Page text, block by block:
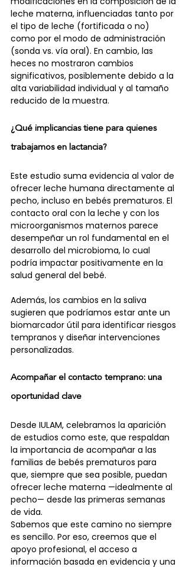
leche materna, influenciadas tanto por
el tipo de leche (fortificada o no)
como por el modo de administración
(sonda vs. vía oral). En cambio, las
heces no mostraron cambios
significativos, posiblemente debido a la
alta variabilidad individual y al tamaño
reducido de la muestra.
¿Qué implicancias tiene para quienes
trabajamos en lactancia?
Este estudio suma evidencia al valor de
ofrecer leche humana directamente al
pecho, incluso en bebés prematuros. El
contacto oral con la leche y con los
microorganismos maternos parece
desempeñar un rol fundamental en el
desarrollo del microbioma, lo cual
podría impactar positivamente en la
salud general del bebé.
Además, los cambios en la saliva
sugieren que podríamos estar ante un
biomarcador útil para identificar riesgos
tempranos y diseñar intervenciones
personalizadas.
Acompañar el contacto temprano: una
oportunidad clave
Desde IULAM, celebramos la aparición
de estudios como este, que respaldan
la importancia de acompañar a las
familias de bebés prematuros para
que, siempre que sea posible, puedan
ofrecer leche materna —idealmente al
pecho— desde las primeras semanas
de vida.
Sabemos que este camino no siempre
es sencillo. Por eso, creemos que el
apoyo profesional, el acceso a
información basada en evidencia y una